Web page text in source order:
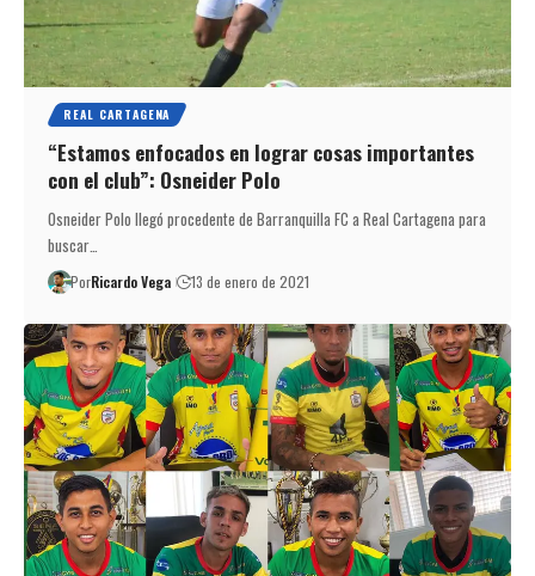
REAL CARTAGENA
“Estamos enfocados en lograr cosas importantes
con el club”: Osneider Polo
Osneider Polo llegó procedente de Barranquilla FC a Real Cartagena para
buscar…
PorRicardo Vega 13 de enero de 2021